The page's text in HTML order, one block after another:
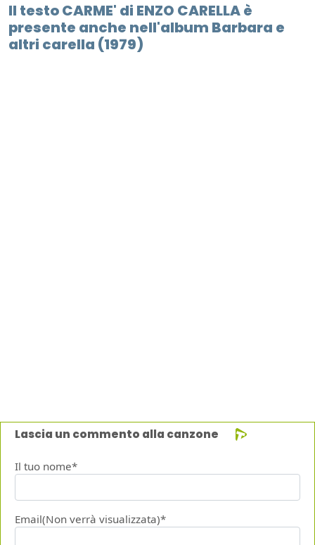
Il testo CARME' di ENZO CARELLA è
presente anche nell'album Barbara e
altri carella (1979)
Lascia un commento alla canzone
Il tuo nome*
Email(Non verrà visualizzata)*